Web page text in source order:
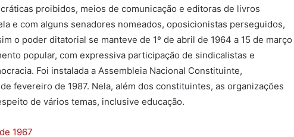
proibidos, meios de comunicação e editoras de livros
e com alguns senadores nomeados, oposicionistas perseguidos,
o poder ditatorial se manteve de 1º de abril de 1964 a 15 de março
popular, com expressiva participação de sindicalistas e
Foi instalada a Assembleia Nacional Constituinte,
fevereiro de 1987. Nela, além dos constituintes, as organizações
de vários temas, inclusive educação.
1967